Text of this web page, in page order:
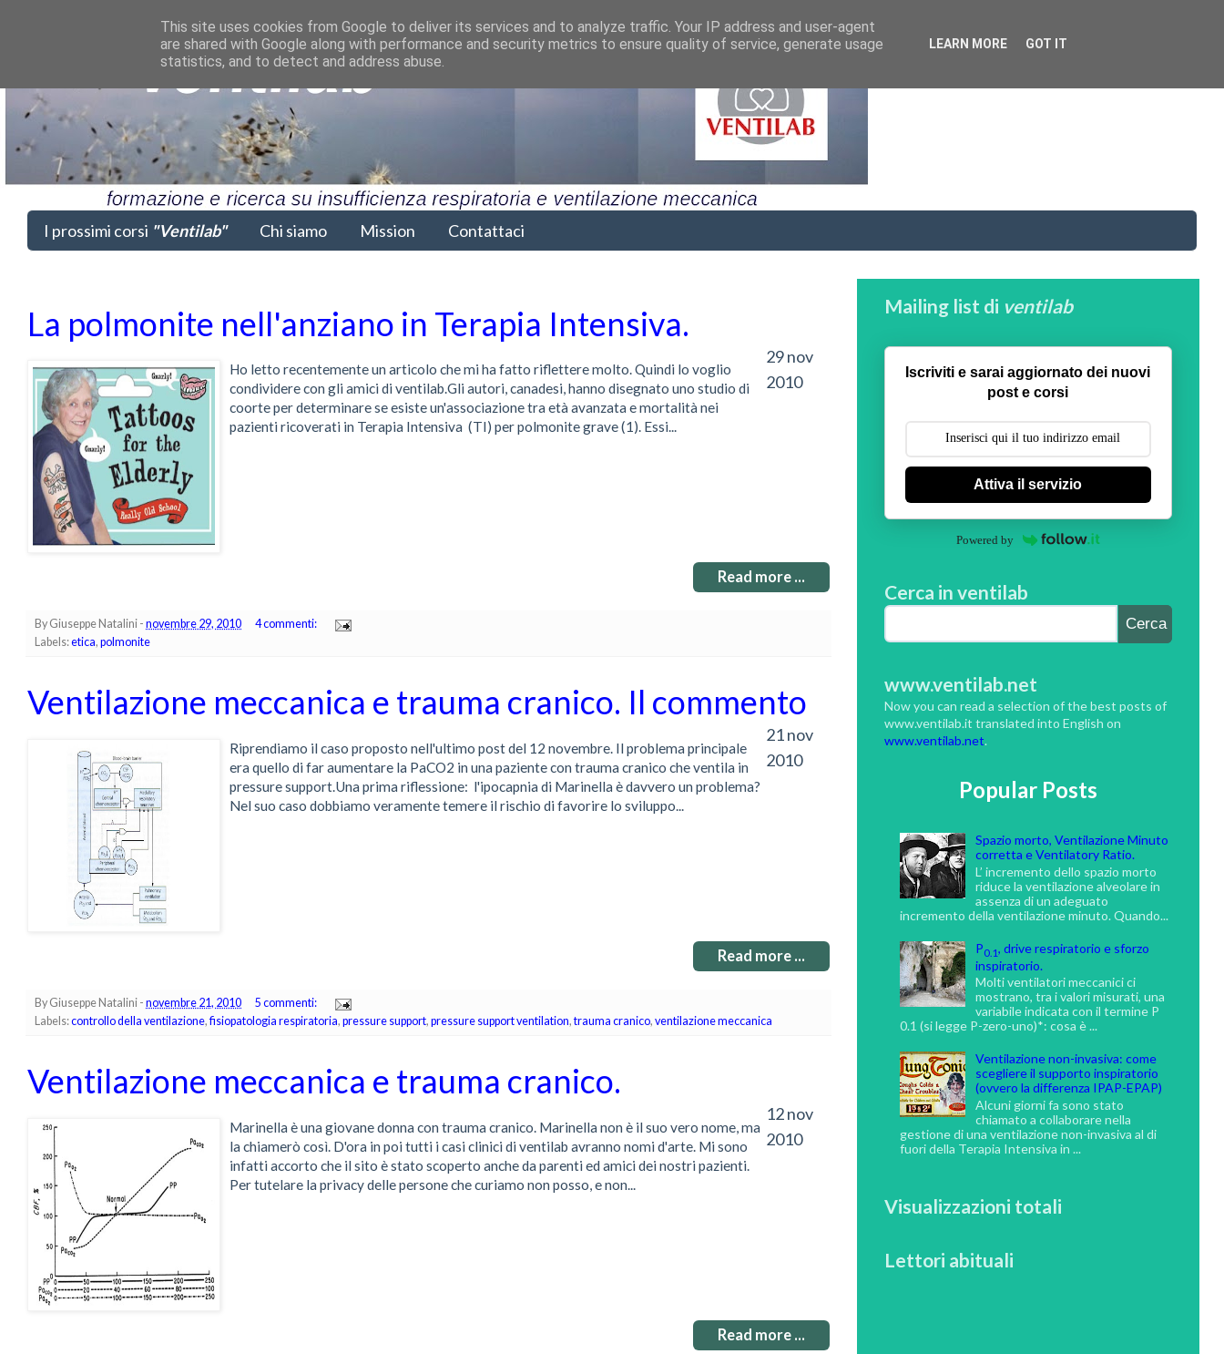
I prossimi corsi "Ventilab" Chi siamo Mission Contattaci
La polmonite nell'anziano in Terapia Intensiva.
29 nov
2010
Ho letto recentemente un articolo che mi ha fatto riflettere molto. Quindi lo voglio
condividere con gli amici di ventilab.Gli autori, canadesi, hanno disegnato uno studio di
coorte per determinare se esiste un'associazione tra età avanzata e mortalità nei
pazienti ricoverati in Terapia Intensiva (TI) per polmonite grave (1). Essi...
Read more ...
By Giuseppe Natalini - novembre 29, 2010
4 commenti:
Labels:etica, polmonite
Ventilazione meccanica e trauma cranico. Il commento
21 nov
2010
Riprendiamo il caso proposto nell'ultimo post del 12 novembre. Il problema principale
era quello di far aumentare la PaCO2 in una paziente con trauma cranico che ventila in
pressure support.Una prima riflessione: l'ipocapnia di Marinella è davvero un problema?
Nel suo caso dobbiamo veramente temere il rischio di favorire lo sviluppo...
Read more ...
By Giuseppe Natalini - novembre 21, 2010
5 commenti:
Labels:controllo della ventilazione,fisiopatologia respiratoria, pressure support, pressure support ventilation,trauma cranico, ventilazione meccanica
Ventilazione meccanica e trauma cranico.
12 nov
2010
Marinella è una giovane donna con trauma cranico. Marinella non è il suo vero nome, ma
la chiamerò così. D'ora in poi tutti i casi clinici di ventilab avranno nomi d'arte. Mi sono
infatti accorto che il sito è stato scoperto anche da parenti ed amici dei nostri pazienti.
Per tutelare la privacy delle persone che curiamo non posso, e non...
Read more ...
Mailing list di ventilab
Iscriviti e sarai aggiornato dei nuovi
post e corsi
Attiva il servizio
Powered by
Cerca in ventilab
www.ventilab.net
Now you can read a selection of the best posts of
www.ventilab.it translated into English on
www.ventilab.net.
Popular Posts
Spazio morto, Ventilazione Minuto
corretta e Ventilatory Ratio.
L’ incremento dello spazio morto
riduce la ventilazione alveolare in
assenza di un adeguato
incremento della ventilazione minuto. Quando...
P0.1, drive respiratorio e sforzo
inspiratorio.
Molti ventilatori meccanici ci
mostrano, tra i valori misurati, una
variabile indicata con il termine P
0.1 (si legge P-zero-uno)*: cosa è ...
Ventilazione non-invasiva: come
scegliere il supporto inspiratorio
(ovvero la differenza IPAP-EPAP)
Alcuni giorni fa sono stato
chiamato a collaborare nella
gestione di una ventilazione non-invasiva al di
fuori della Terapia Intensiva in ...
Visualizzazioni totali
Lettori abituali
This site uses cookies from Google to deliver its services and to analyze traffic. Your IP address and user-agent
are shared with Google along with performance and security metrics to ensure quality of service, generate usage
statistics, and to detect and address abuse.
LEARN MORE GOT IT